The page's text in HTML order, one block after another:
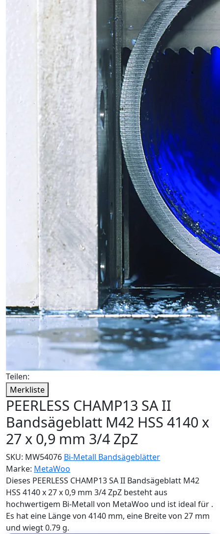
Teilen:
Merkliste
PEERLESS CHAMP13 SA II
Bandsägeblatt M42 HSS 4140 x
27 x 0,9 mm 3/4 ZpZ
SKU: MW54076 Bi-Metall Bandsägeblätter
Marke: MetaWoo
Dieses PEERLESS CHAMP13 SA II Bandsägeblatt M42
HSS 4140 x 27 x 0,9 mm 3/4 ZpZ besteht aus
hochwertigem Bi-Metall von MetaWoo und ist ideal für .
Es hat eine Länge von 4140 mm, eine Breite von 27 mm
und wiegt 0.79 g.